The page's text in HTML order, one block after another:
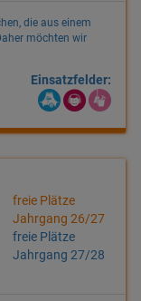
die aus einem
möchten wir
Einsatzfelder:
freie Plätze
Jahrgang 26/27
freie Plätze
Jahrgang 27/28